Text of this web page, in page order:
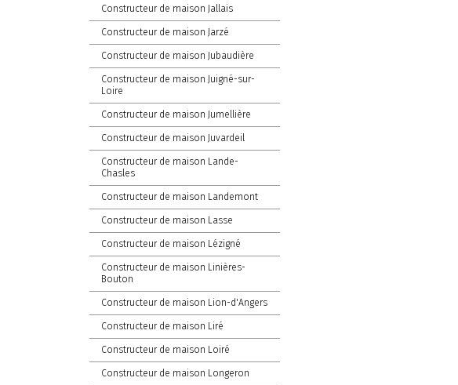
Constructeur de maison Jallais
Constructeur de maison Jarzé
Constructeur de maison Jubaudière
Constructeur de maison Juigné-sur-
Loire
Constructeur de maison Jumellière
Constructeur de maison Juvardeil
Constructeur de maison Lande-
Chasles
Constructeur de maison Landemont
Constructeur de maison Lasse
Constructeur de maison Lézigné
Constructeur de maison Linières-
Bouton
Constructeur de maison Lion-d'Angers
Constructeur de maison Liré
Constructeur de maison Loiré
Constructeur de maison Longeron